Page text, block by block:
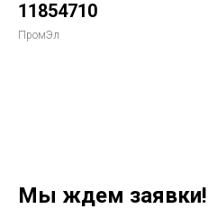
11854710
ПромЭл
Мы ждем заявки!